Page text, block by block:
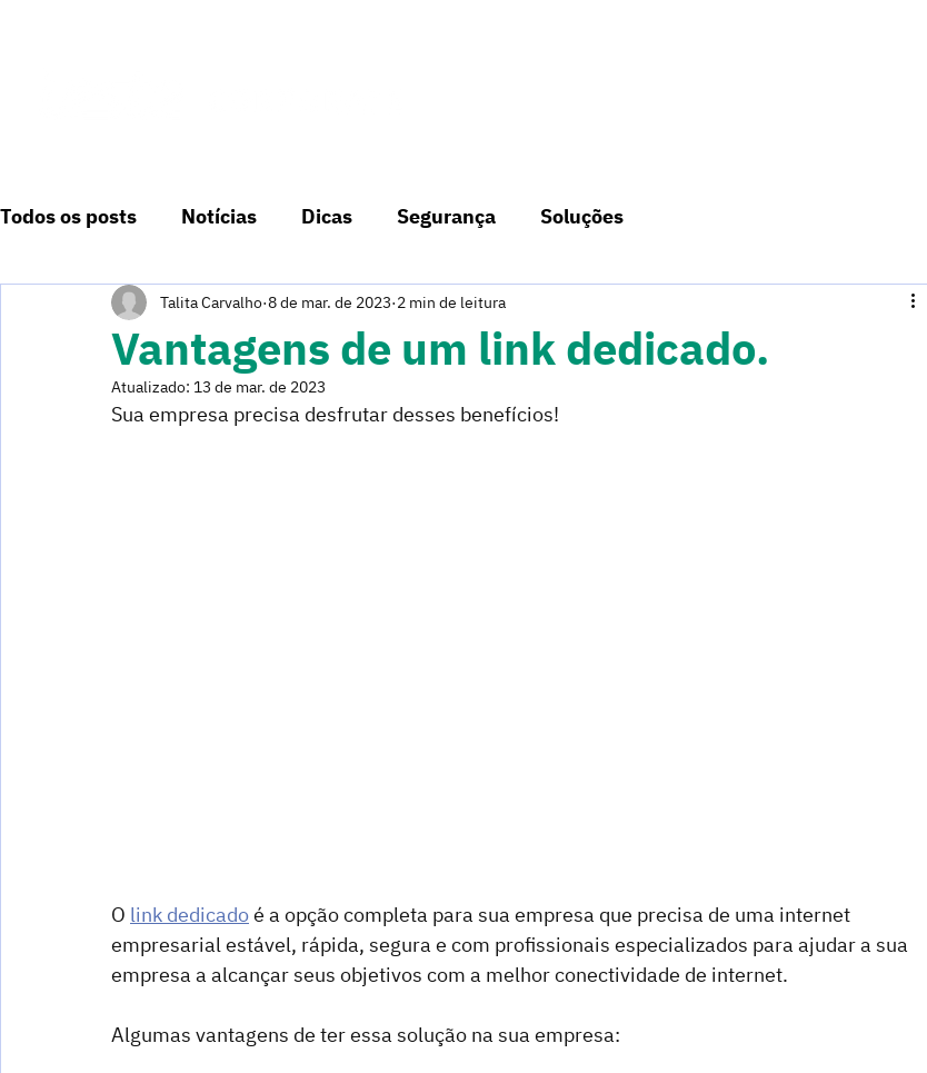
Todos os posts Notícias Dicas Segurança Soluções
Vantagens de um link dedicado.
Talita Carvalho 8 de mar. de 2023 2 min de leitura
Atualizado: 13 de mar. de 2023
Sua empresa precisa desfrutar desses benefícios!
O link dedicado é a opção completa para sua empresa que precisa de uma internet
empresarial estável, rápida, segura e com profissionais especializados para ajudar a sua
empresa a alcançar seus objetivos com a melhor conectividade de internet.
Algumas vantagens de ter essa solução na sua empresa: